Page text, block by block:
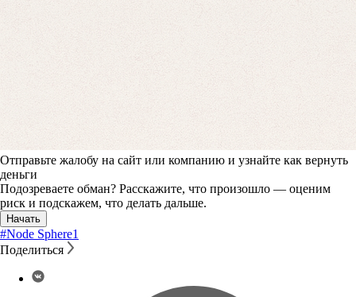
Отправьте жалобу на сайт или компанию и узнайте как вернуть
деньги
Подозреваете обман? Расскажите, что произошло — оценим
риск и подскажем, что делать дальше.
Начать
#Node Sphere1
Поделиться